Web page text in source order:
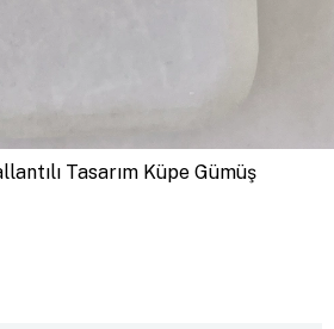
Tasarım Küpe Gümüş